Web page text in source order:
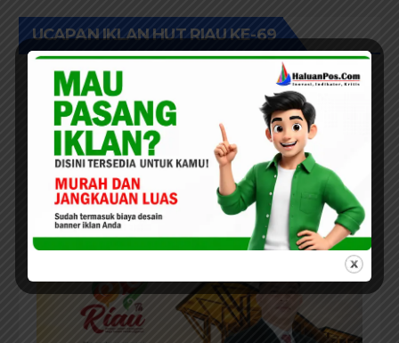
Diprioritaskan
UCAPAN IKLAN HUT RIAU KE-69